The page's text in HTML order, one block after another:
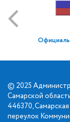
© 2025
Самарской
446370,
переулок